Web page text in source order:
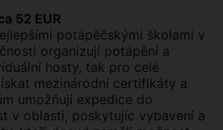
52 EUR
potápěčskými školami v
organizují potápění a
hosty, tak pro celé
mezinárodní certifikáty a
umožňují expedice do
v oblasti, poskytujíc vybavení a